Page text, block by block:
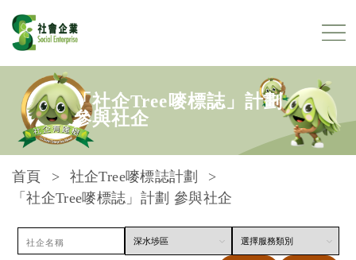
跳到內容
「社企Tree嘜標誌」計劃
參與社企
首頁
社企Tree嘜標誌計劃
「社企Tree嘜標誌」計劃 參與社企